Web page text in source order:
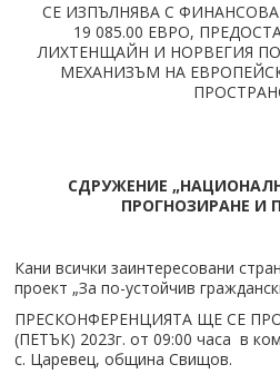
СЕ ИЗПЪЛНЯВА С
19 085.00 ЕВРО,
ЛИХТЕНЩАЙН И НОРВЕГИЯ
МЕХАНИЗЪМ НА
СДРУЖЕНИЕ
ПРОГНОЗИРАНЕ И
Кани всички заинтересовани
проект „За по-устойчив
ПРЕСКОНФЕРЕНЦИЯТА ЩЕ СЕ
(ПЕТЪК) 2023г. от 09:00 часа в
с. Царевец, община Свищов.